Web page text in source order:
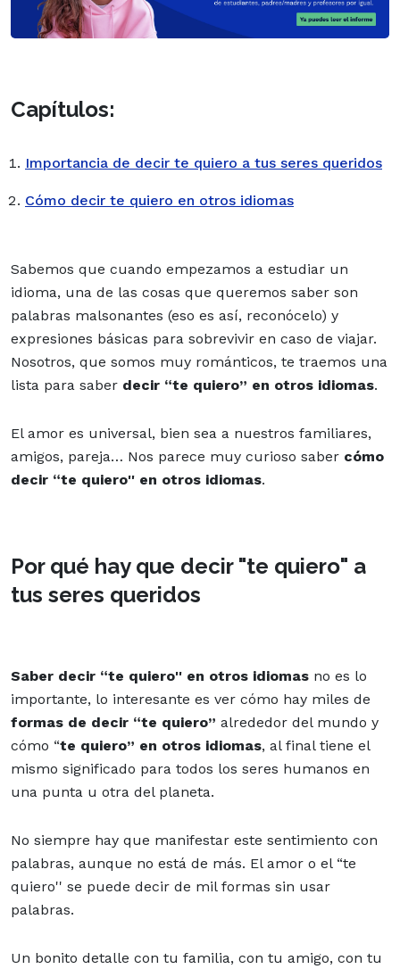
Capítulos:
Importancia de decir te quiero a tus seres queridos
Cómo decir te quiero en otros idiomas
Sabemos que cuando empezamos a estudiar un
idioma, una de las cosas que queremos saber son
palabras malsonantes (eso es así, reconócelo) y
expresiones básicas para sobrevivir en caso de viajar.
Nosotros, que somos muy románticos, te traemos una
lista para saber decir “te quiero” en otros idiomas.
El amor es universal, bien sea a nuestros familiares,
amigos, pareja… Nos parece muy curioso saber cómo
decir “te quiero'' en otros idiomas.
Por qué hay que decir "te quiero" a
tus seres queridos
Saber decir “te quiero'' en otros idiomas no es lo
importante, lo interesante es ver cómo hay miles de
formas de decir “te quiero” alrededor del mundo y
cómo “te quiero” en otros idiomas, al final tiene el
mismo significado para todos los seres humanos en
una punta u otra del planeta.
No siempre hay que manifestar este sentimiento con
palabras, aunque no está de más. El amor o el “te
quiero'' se puede decir de mil formas sin usar
palabras.
Un bonito detalle con tu familia, con tu amigo, con tu